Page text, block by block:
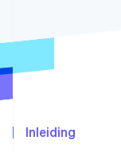
Climate
Inleiding